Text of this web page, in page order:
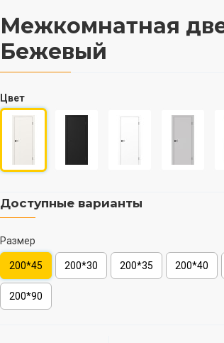
Межкомнатная
Бежевый
Цвет
Доступные варианты
Размер
200*45 200*30 200*35 200*40
200*90